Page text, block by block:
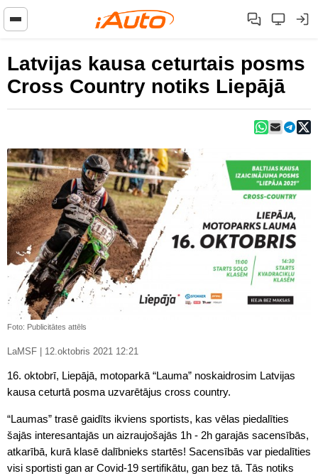
Latvijas kausa ceturtais posms
Cross Country notiks Liepājā
Foto: Publicitātes attēls
LaMSF | 12.oktobris 2021 12:21
16. oktobrī, Liepājā, motoparkā “Lauma” noskaidrosim Latvijas
kausa ceturtā posma uzvarētājus cross country.
“Laumas” trasē gaidīts ikviens sportists, kas vēlas piedalīties
šajās interesantajās un aizraujošajās 1h - 2h garajās sacensībās,
atkarībā, kurā klasē dalībnieks startēs! Sacensībās var piedalīties
visi sportisti gan ar Covid-19 sertifikātu, gan bez tā. Tās notiks